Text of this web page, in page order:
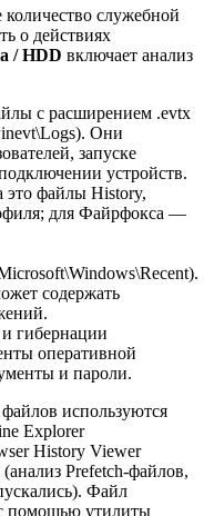
служебной
о действиях
/ HDD включает анализ
с расширением .evtx
Они
запуске
устройств.
это файлы History,
для Файрфокса —
содержать
гибернации
оперативной
и пароли.
используются
Explorer
History Viewer
Prefetch-файлов,
Файл
помощью утилиты